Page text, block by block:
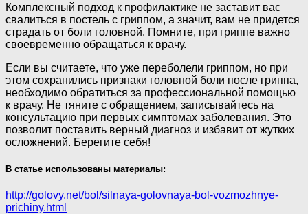
Комплексный подход к профилактике не заставит вас
свалиться в постель с гриппом, а значит, вам не придется
страдать от боли головной. Помните, при гриппе важно
своевременно обращаться к врачу.
Если вы считаете, что уже переболели гриппом, но при
этом сохранились признаки головной боли после гриппа,
необходимо обратиться за профессиональной помощью
к врачу. Не тяните с обращением, записывайтесь на
консультацию при первых симптомах заболевания. Это
позволит поставить верный диагноз и избавит от жутких
осложнений. Берегите себя!
В статье использованы материалы:
http://golovy.net/bol/silnaya-golovnaya-bol-vozmozhnye-
prichiny.html